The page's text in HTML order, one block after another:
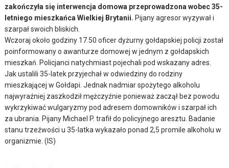
zakończyła się interwencja domowa przeprowadzona wobec 35-
letniego mieszkańca Wielkiej Brytanii. Pijany agresor wyzywał i
szarpał swoich bliskich.
Wczoraj około godziny 17.50 oficer dyżurny gołdapskiej policji został
poinformowany o awanturze domowej w jednym z gołdapskich
mieszkań. Policjanci natychmiast pojechali pod wskazany adres.
Jak ustalili 35-latek przyjechał w odwiedziny do rodziny
mieszkającej w Gołdapi. Jednak nadmiar spożytego alkoholu
najwyraźniej zaszkodził mężczyźnie ponieważ zaczął bez powodu
wykrzykiwać wulgaryzmy pod adresem domowników i szarpał ich
za ubrania. Pijany Michael P. trafił do policyjnego aresztu. Badanie
stanu trzeźwości u 35-latka wykazało ponad 2,5 promile alkoholu w
organizmie. (IS)